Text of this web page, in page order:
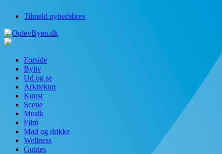
Tilmeld nyhedsbrev
Forside
Byliv
Ud og se
Arkitektur
Kunst
Scene
Musik
Film
Mad og drikke
Wellness
Guides